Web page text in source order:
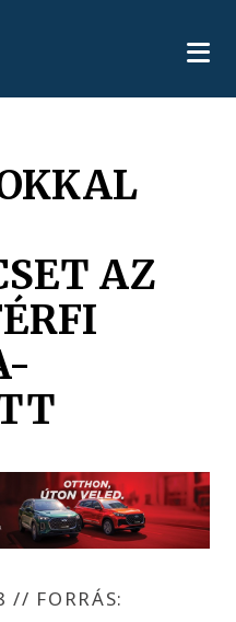
AZ
// FORRÁS: